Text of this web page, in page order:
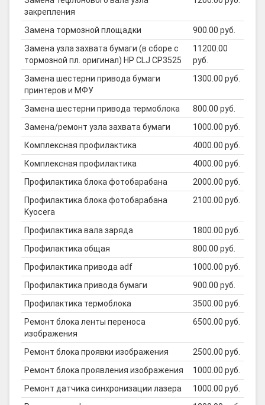
закрепления
Замена тормозной площадки
900.00 руб.
Замена узла захвата бумаги (в сборе с
тормозной пл. оригинал) HP CLJ CP3525
11200.00
руб.
Замена шестерни привода бумаги
принтеров и МФУ
1300.00 руб.
Замена шестерни привода термоблока
800.00 руб.
Замена/ремонт узла захвата бумаги
1000.00 руб.
Комплексная профилактика
4000.00 руб.
Комплексная профилактика
4000.00 руб.
Профилактика блока фотобарабана
2000.00 руб.
Профилактика блока фотобарабана
Kyocera
2100.00 руб.
Профилактика вала заряда
1800.00 руб.
Профилактика общая
800.00 руб.
Профилактика привода adf
1000.00 руб.
Профилактика привода бумаги
900.00 руб.
Профилактика термоблока
3500.00 руб.
Ремонт блока ленты переноса
изображения
6500.00 руб.
Ремонт блока проявки изображения
2500.00 руб.
Ремонт блока проявления изображения
1000.00 руб.
Ремонт датчика синхронизации лазера
1000.00 руб.